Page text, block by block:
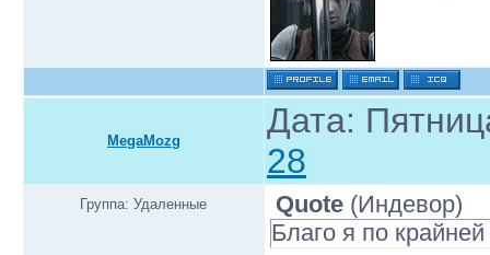
MegaMozg
Дата:
28
Группа: Удаленные Quote (Индевор)
Благо я по